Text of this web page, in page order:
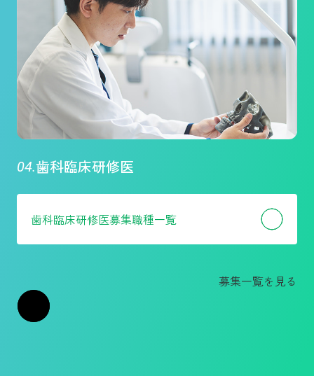
歯科臨床研修医
歯科臨床研修医募集職種一覧
募集一覧を見る